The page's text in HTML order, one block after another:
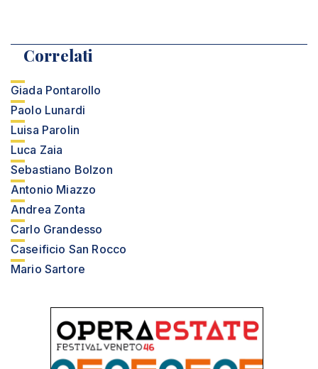
Correlati
Giada Pontarollo
Paolo Lunardi
Luisa Parolin
Luca Zaia
Sebastiano Bolzon
Antonio Miazzo
Andrea Zonta
Carlo Grandesso
Caseificio San Rocco
Mario Sartore